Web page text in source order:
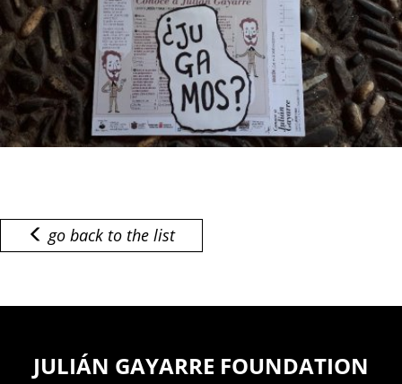
go back to the list
JULIÁN GAYARRE FOUNDATION